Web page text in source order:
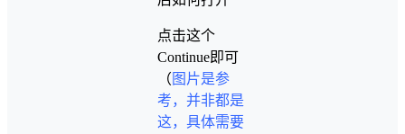
点击这个
Continue即可
（ 图片是参
考，并非都是
这，具体需要